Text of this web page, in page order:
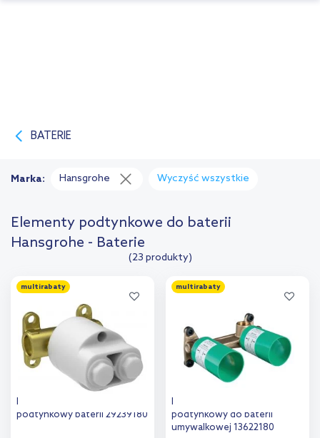
BATERIE
Elementy podtynkowe do baterii
Hansgrohe - Baterie
(23 produkty)
Marka: Hansgrohe Wyczyść wszystkie
multirabaty
Hansgrohe Bidette element
podtynkowy baterii 29239180
multirabaty
Hansgrohe zestaw
podtynkowy do baterii
umywalkowej 13622180